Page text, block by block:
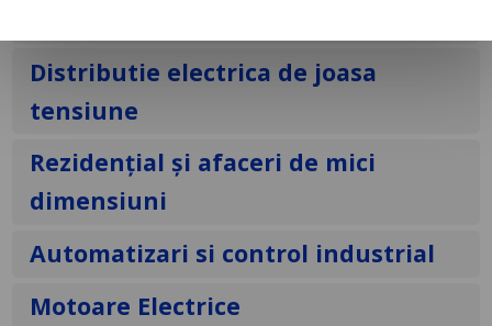
Distributie electrica de joasa
tensiune
Rezidențial și afaceri de mici
dimensiuni
Automatizari si control industrial
Motoare Electrice